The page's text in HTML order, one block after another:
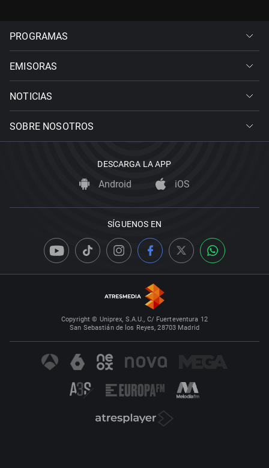
PROGRAMAS
EMISORAS
NOTICIAS
SOBRE NOSOTROS
DESCARGA LA APP
Android iOS
SÍGUENOS EN
Copyright © Uniprex, S.A.U., C/ Fuerteventura 12
San Sebastián de los Reyes, 28703 Madrid